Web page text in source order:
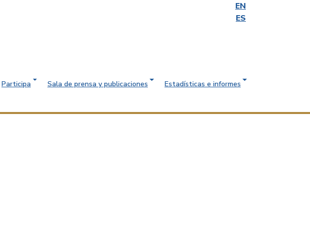
EN
ES
Participa Sala de prensa y publicaciones
Estadísticas e informes